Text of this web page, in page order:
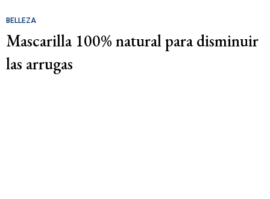
BELLEZA
Mascarilla 100% natural para disminuir
las arrugas